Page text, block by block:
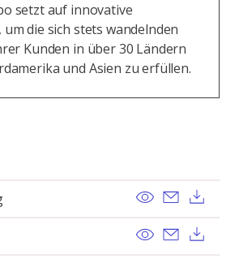
setzt auf innovative
die sich stets wandelnden
Kunden in über 30 Ländern
und Asien zu erfüllen.
View Send
View Send